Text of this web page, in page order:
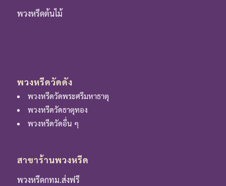
พวงหรีดต้นไม้
พวงหรีดวัดดัง
พวงหรีดวัดพระศรีมหาธาตุ
พวงหรีดวัดธาตุทอง
พวงหรีดวัดอื่น ๆ
สาขาร้านพวงหรีด
พวงหรีดกทม.ส่งฟรี